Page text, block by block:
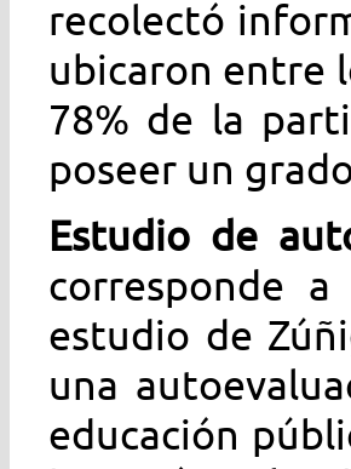
recolectó
ubicaron entre
78% de la
poseer un
Estudio de
corresponde
estudio de
una
educación